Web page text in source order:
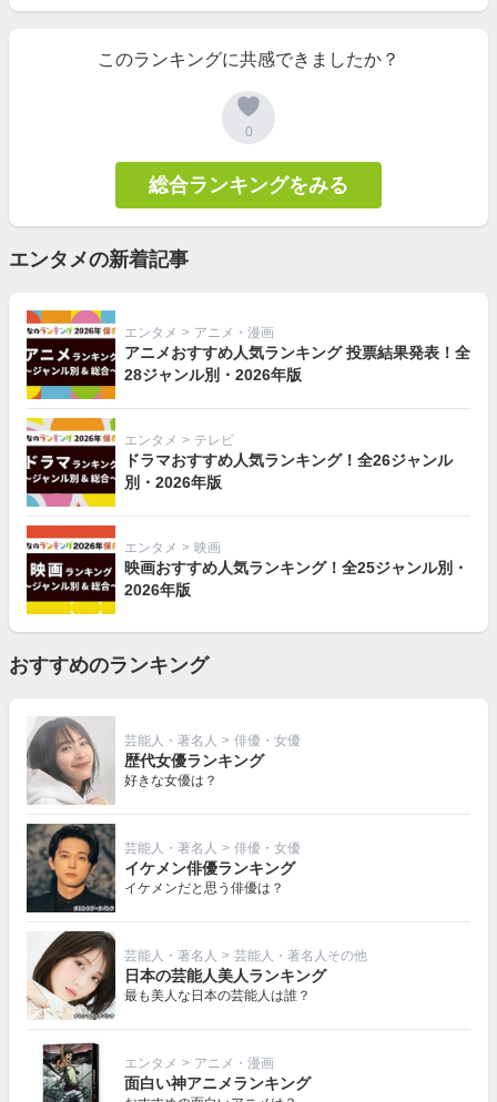
このランキングに共感できましたか？
0
総合ランキングをみる
エンタメの新着記事
エンタメ > アニメ・漫画
アニメおすすめ人気ランキング 投票結果発表！全
28ジャンル別・2026年版
エンタメ > テレビ
ドラマおすすめ人気ランキング！全26ジャンル
別・2026年版
エンタメ > 映画
映画おすすめ人気ランキング！全25ジャンル別・
2026年版
おすすめのランキング
芸能人・著名人 > 俳優・女優
歴代女優ランキング
好きな女優は？
芸能人・著名人 > 俳優・女優
イケメン俳優ランキング
イケメンだと思う俳優は？
芸能人・著名人 > 芸能人・著名人その他
日本の芸能人美人ランキング
最も美人な日本の芸能人は誰？
エンタメ > アニメ・漫画
面白い神アニメランキング